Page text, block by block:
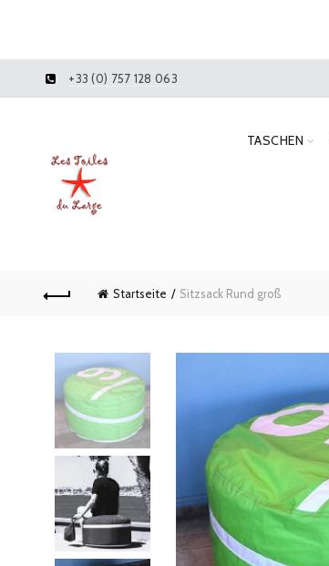
+33 (0) 757 128 063
TASCHEN
Startseite Sitzsack Rund groß